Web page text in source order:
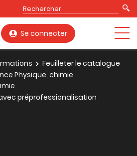
Se connecter
Feuilleter le catalogue
Physique, chimie
préprofessionalisation